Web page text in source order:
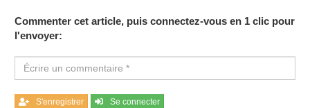
Commenter cet article, puis connectez-vous en 1 clic pour
l'envoyer:
S'enregistrer Se connecter